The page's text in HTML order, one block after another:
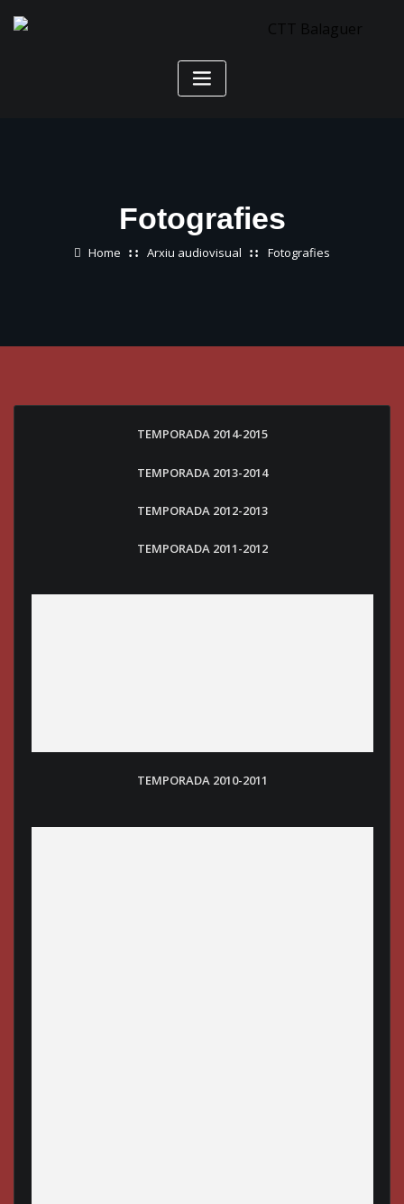
Fotografies
Home Arxiu audiovisual Fotografies
TEMPORADA 2014-2015
TEMPORADA 2013-2014
TEMPORADA 2012-2013
TEMPORADA 2011-2012
TEMPORADA 2010-2011